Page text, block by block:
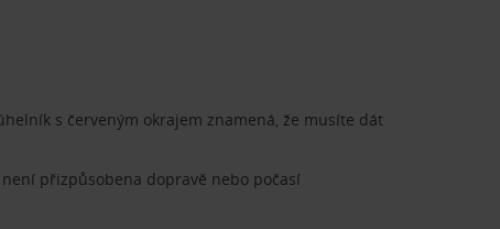
s červeným okrajem znamená, že musíte dát
přizpůsobena dopravě nebo počasí